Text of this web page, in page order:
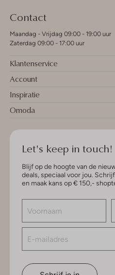
Contact
Maandag - Vrijdag 09:00 - 19:00 uur
Zaterdag 09:00 - 17:00 uur
Klantenservice
Account
Inspiratie
Omoda
Let's keep in touch!
Blijf op de hoogte van de
deals, speciaal voor jou.
en maak kans op € 150,-